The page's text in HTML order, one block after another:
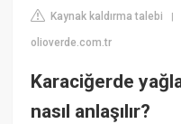
Kaynak kaldırma talebi
olioverde.com.tr
Karaciğerde
nasıl anlaşılır?